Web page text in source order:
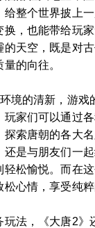
整个世界披上一
换，也能带给玩
天空，既是对
的向往。
境的清新，游戏
家们可以通过各
索唐朝的各大
是与朋友们一起
轻松愉悦。而在
心情，享受纯粹
法，《大唐2》